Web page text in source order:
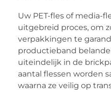
Uw PET-fles of media-
uitgebreid proces, om
verpakkingen te
productieband
uiteindelijk in de
aantal flessen worden
waarna ze veilig op